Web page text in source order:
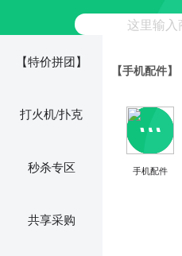
【特价拼团】
打火机/扑克
秒杀专区
共享采购
【手机配件】
手机配件